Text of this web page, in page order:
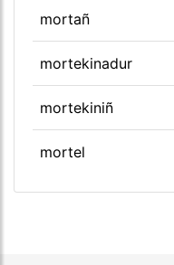
mortañ
mortekinadur
mortekiniñ
mortel